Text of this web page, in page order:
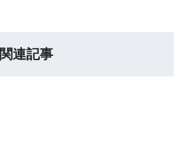
関連記事